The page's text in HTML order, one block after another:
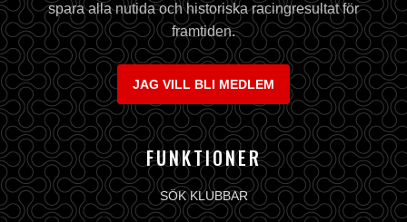
spara alla nutida och historiska racingresultat för
framtiden.
JAG VILL BLI MEDLEM
FUNKTIONER
SÖK KLUBBAR